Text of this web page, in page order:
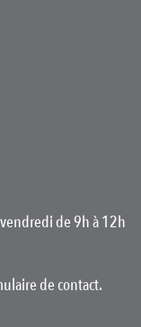
de 9h à 12h
de contact.